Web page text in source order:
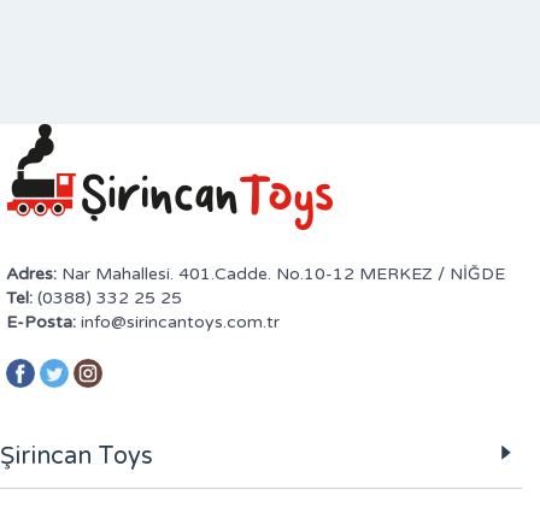
Adres: Nar Mahallesi. 401.Cadde. No.10-12 MERKEZ / NİĞDE
Tel: (0388) 332 25 25
E-Posta: info@sirincantoys.com.tr
Şirincan Toys